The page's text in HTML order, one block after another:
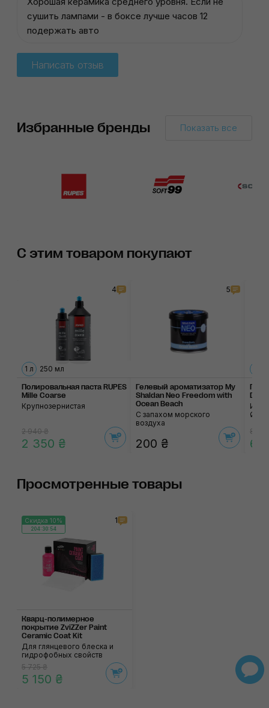
сушить лампами - в боксе лучше часов 12
подержать авто
Написать отзыв
Избранные бренды Показать все
С этим товаром покупают
4
1 л 250 мл
Полировальная паста RUPES
Mille Coarse
Крупнозернистая
2 940 ₴
2 350 ₴
5
Гелевый ароматизатор My
Shaldan Neo Freedom with
Ocean Beach
С запахом морского
воздуха
200 ₴
D-A
Из
835
Просмотренные товары
Скидка 10%
204:30:54
1
Кварц-полимерное
покрытие ZviZZer Paint
Ceramic Coat Kit
Для глянцевого блеска и
гидрофобных свойств
5 725 ₴
5 150 ₴